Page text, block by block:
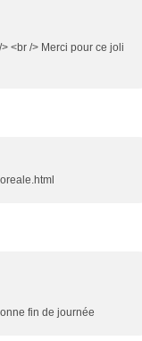
<br /> Merci pour ce joli
fin de journée